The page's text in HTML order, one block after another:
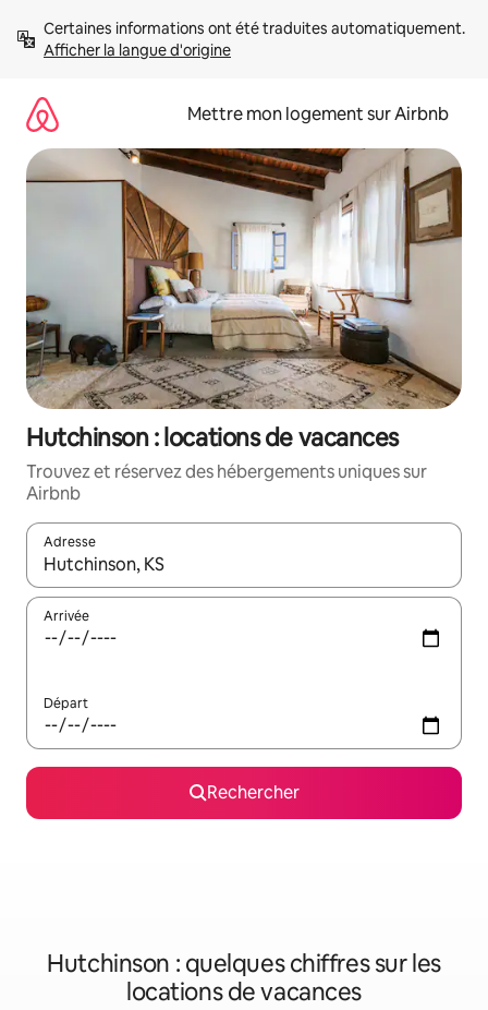
directement
Afficher la langue d'origine
Mettre mon logement sur Airbnb
Hutchinson : locations de vacances
Trouvez et réservez des hébergements uniques sur
Airbnb
Adresse
Lorsque les résultats s'affichent, utilisez les flèches vers le
Arrivée
Départ
Rechercher
Hutchinson : quelques chiffres sur les
locations de vacances